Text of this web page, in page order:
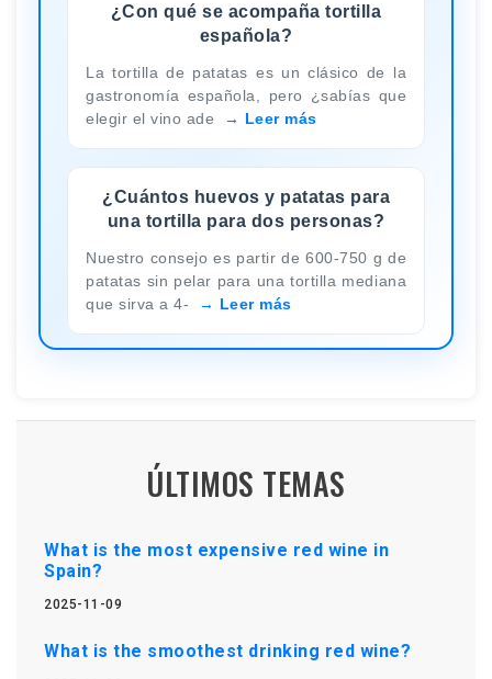
¿Con qué se acompaña tortilla
española?
La tortilla de patatas es un clásico de la
gastronomía española, pero ¿sabías que
elegir el vino ade
Leer más
¿Cuántos huevos y patatas para
una tortilla para dos personas?
Nuestro consejo es partir de 600-750 g de
patatas sin pelar para una tortilla mediana
que sirva a 4-
Leer más
ÚLTIMOS TEMAS
What is the most expensive red wine in
Spain?
2025-11-09
What is the smoothest drinking red wine?